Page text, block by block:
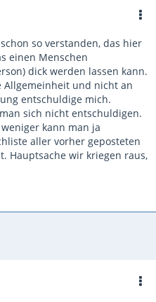
so verstanden, das hier
einen Menschen
dick werden lassen kann.
Allgemeinheit und nicht an
entschuldige mich.
sich nicht entschuldigen.
kann man ja
aller vorher geposteten
Hauptsache wir kriegen raus,